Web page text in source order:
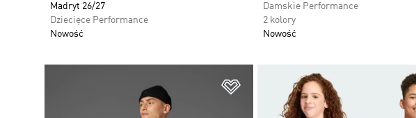
Madryt 26/27
Dziecięce Performance
Nowość
Damskie Performance
2 kolory
Nowość
Dodaj do listy życzeń